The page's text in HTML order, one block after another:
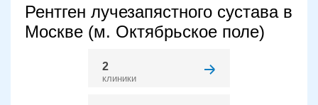
Рентген лучезапястного сустава в
Москве (м. Октябрьское поле)
2
клиники